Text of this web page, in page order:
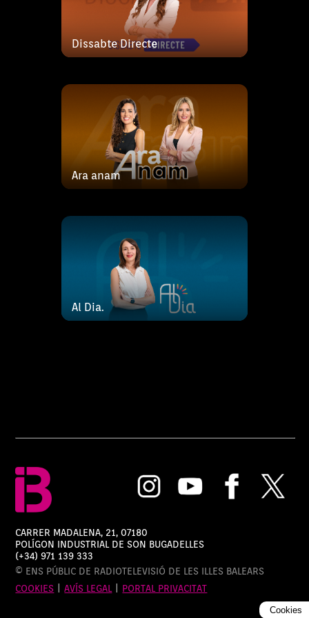
Dissabte Directe
Ara anam
periodistes Magdalena Serra i
Rosa de Lima, junt
Al Dia.
els protagonistes de la jornada
amb tertúlies de destacats
analistes de les illes i que
compta amb la col·labo
CARRER MADALENA, 21, 07180
POLÍGON INDUSTRIAL DE SON BUGADELLES
(+34) 971 139 333
© ENS PÚBLIC DE RADIOTELEVISIÓ DE LES ILLES BALEARS
COOKIES |AVÍS LEGAL| PORTAL PRIVACITAT
Cookies